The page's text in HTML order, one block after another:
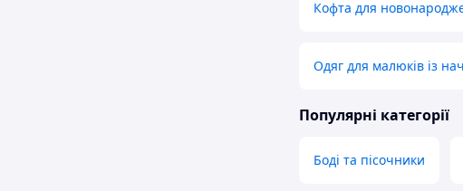
Кофта для
Одяг для малюків із
Популярні категорії
Боді та пісочники